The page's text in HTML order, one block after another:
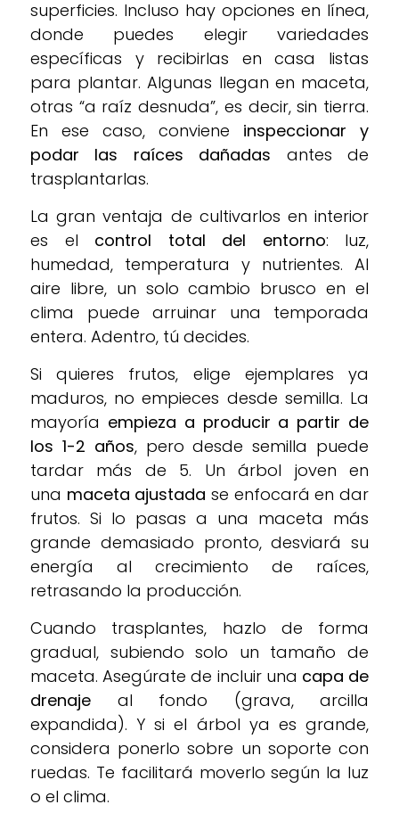
superficies. Incluso hay opciones en línea,
donde puedes elegir variedades
específicas y recibirlas en casa listas
para plantar. Algunas llegan en maceta,
otras “a raíz desnuda”, es decir, sin tierra.
En ese caso, conviene inspeccionar y
podar las raíces dañadas antes de
trasplantarlas.
La gran ventaja de cultivarlos en interior
es el control total del entorno: luz,
humedad, temperatura y nutrientes. Al
aire libre, un solo cambio brusco en el
clima puede arruinar una temporada
entera. Adentro, tú decides.
Si quieres frutos, elige ejemplares ya
maduros, no empieces desde semilla. La
mayoría empieza a producir a partir de
los 1-2 años, pero desde semilla puede
tardar más de 5. Un árbol joven en
una maceta ajustada se enfocará en dar
frutos. Si lo pasas a una maceta más
grande demasiado pronto, desviará su
energía al crecimiento de raíces,
retrasando la producción.
Cuando trasplantes, hazlo de forma
gradual, subiendo solo un tamaño de
maceta. Asegúrate de incluir una capa de
drenaje al fondo (grava, arcilla
expandida). Y si el árbol ya es grande,
considera ponerlo sobre un soporte con
ruedas. Te facilitará moverlo según la luz
o el clima.